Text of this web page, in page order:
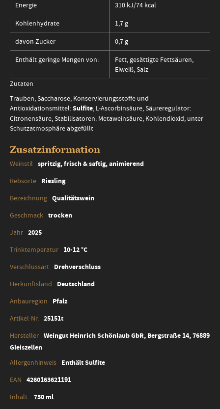
Energie 310 kJ/74 kcal
Kohlenhydrate 1,7 g
davon Zucker 0,7 g
Enthält geringe Mengen von:
Fett, gesättigte Fettsäuren,
Eiweiß, Salz
Zutaten
Trauben, Saccharose, Konservierungsstoffe und
Antioxidationsmittel:Sulfite, L-Ascorbinsäure, Säureregulator:
Citronensäure, Stabilisatoren: Metaweinsäure, Kohlendioxid, unter
Schutzatmosphäre abgefüllt
Zusatzinformation
Zusatzinformationspritzig, frisch & saftig, animierend
Riesling
Qualitätswein
trocken
2025
10-12 °C
Drehverschluss
Deutschland
Pfalz
25151t
Weingut Heinrich Schönlaub GbR, Bergstraße 14, 76889
Gleiszellen
Enthält Sulfite
4260163621191
750 ml